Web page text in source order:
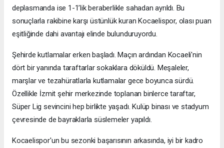
deplasmanda ise 1-1’lik beraberlikle sahadan ayrıldı. Bu
sonuçlarla rakibine karşı üstünlük kuran Kocaelispor, olası puan
eşitliğinde dahi avantajı elinde bulunduruyordu.
Şehirde kutlamalar erken başladı. Maçın ardından Kocaeli'nin
dört bir yanında taraftarlar sokaklara döküldü. Meşaleler,
marşlar ve tezahüratlarla kutlamalar gece boyunca sürdü.
Özellikle İzmit şehir merkezinde toplanan binlerce taraftar,
Süper Lig sevincini hep birlikte yaşadı. Kulüp binası ve stadyum
çevresinde de bayraklarla süslemeler yapıldı.
Kocaelispor'un bu sezonki başarısının arkasında, iyi bir kadro